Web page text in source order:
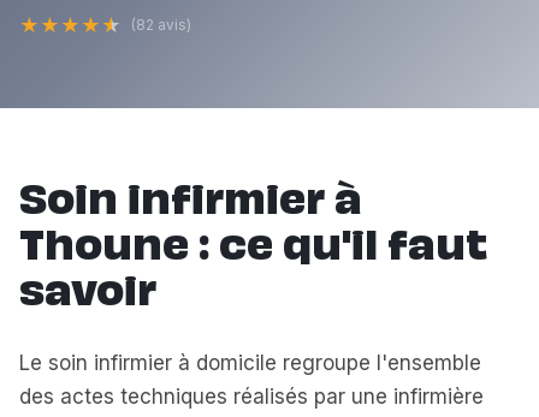
★ ★ ★ ★ ★ (82 avis)
Soin infirmier à
Thoune : ce qu'il faut
savoir
Le soin infirmier à domicile regroupe l'ensemble
des actes techniques réalisés par une infirmière